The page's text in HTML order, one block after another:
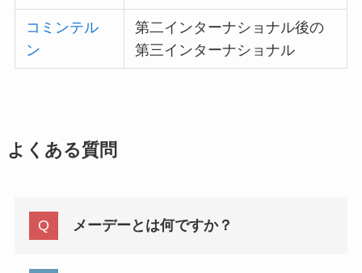
コミンテル
ン
第二インターナショナル後の
第三インターナショナル
よくある質問
メーデーとは何ですか？